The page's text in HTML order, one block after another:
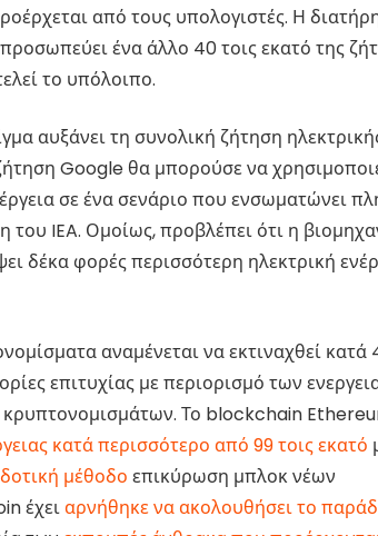
από τους υπολογιστές. Η
ένα άλλο 40 τοις εκατό της
το υπόλοιπο.
αυξάνει τη συνολική ζήτηση
Google θα μπορούσε να
σε ένα σενάριο που ενσωματώνει
IEA. Ομοίως, προβλέπει ότι η
δέκα φορές περισσότερη ηλεκτρική
αναμένεται να εκτιναχθεί κατά
επιτυχίας με περιορισμό των
Το blockchain
κατά περισσότερο από 99 τοις εκατό
μέθοδο επικύρωση μπλοκ νέων
έχειαρνήθηκε να ακολουθήσει το